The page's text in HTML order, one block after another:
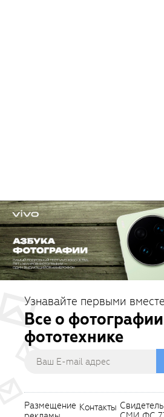
Узнавайте первыми
Все о
фототехнике
Размещение Контакты